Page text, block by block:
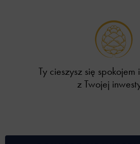
Ty cieszysz się spokojem
z Twojej